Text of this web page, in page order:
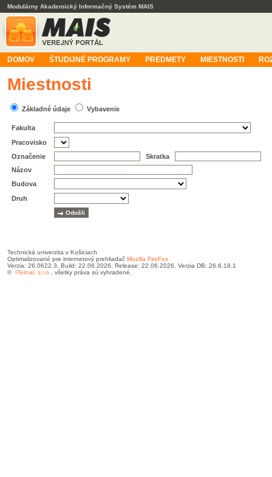
Modulárny Akademický Informačný Systém MAIS
DOMOV ŠTUDIJNÉ PROGRAMY PREDMETY MIESTNOSTI
Miestnosti
Základné údaje Vybavenie
Fakulta
Pracovisko
Označenie
Skratka
Názov
Budova
Druh
Technická univerzita v Košiciach
Optimalizované pre internetový prehliadač Mozilla FireFox
Verzia: 26.0622.3, Build: 22.06.2026, Release: 22.06.2026, Verzia DB: 26.6.18.1
© ITernal, s.r.o. , všetky práva sú vyhradené.